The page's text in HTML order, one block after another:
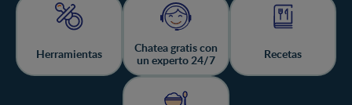
Herramientas
Chatea gratis con
un experto 24/7
Recetas